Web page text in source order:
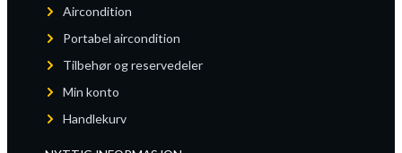
Aircondition
Portabel aircondition
Tilbehør og reservedeler
Min konto
Handlekurv